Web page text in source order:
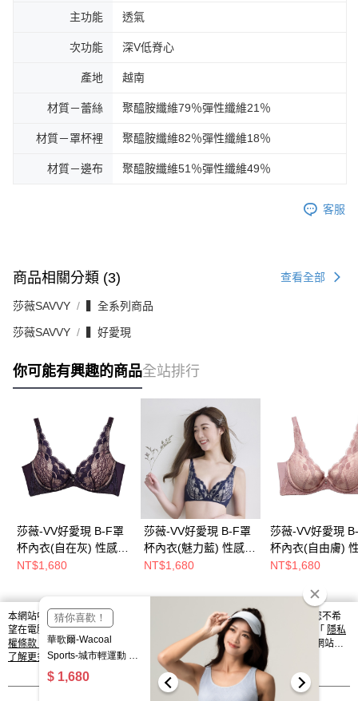
主功能 透氣
次功能 深V低脊心
產地 越南
材質－蕾絲 聚醯胺纖維79％彈性纖維21％
材質－罩杯裡 聚醯胺纖維82％彈性纖維18％
材質－邊布 聚醯胺纖維51％彈性纖維49％
客服
商品相關分類 (3) 查看全部
莎薇SAVVY ▍全系列商品
莎薇SAVVY ▍好愛現
你可能有興趣的商品全站排行
莎薇-VV好愛現 B-F罩
杯內衣(自在灰) 性感又
透氣的BRA-無縫款-
NT$1,680
莎薇-VV好愛現 B-F罩
杯內衣(魅力藍) 性感又
透氣的BRA-無縫款-
NT$1,680
莎薇-VV好愛現
杯內衣(自由膚)
透氣的BRA-無縫
NT$1,680
熱門標籤
本網站中使用 cookie，欲查詢有關本網站使用 cookie 方式之詳情，及若您不希
望在電腦上使用 cookie 時應如何變更電腦的 cookie 設定，請參閱本網站「 隱私
權條款
」之 Cookie 聲明。您繼續使用本網站即表示您同意本公司得按本網站使
用條款之 Cookie 聲明使用 cookie。
了解更多 >